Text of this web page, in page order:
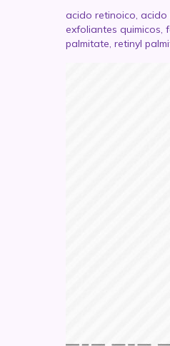
acido retinoico, acido
exfoliantes quimicos,
palmitate, retinyl